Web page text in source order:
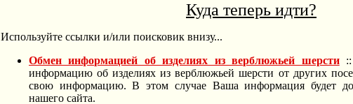
Куда теперь идти?
Используйте ссылки и/или поисковик внизу...
Обмен информацией об изделиях из верблюжьей шерсти::
информацию об изделиях из верблюжьей шерсти от других
свою информацию. В этом случае Ваша информация будет
нашего сайта.